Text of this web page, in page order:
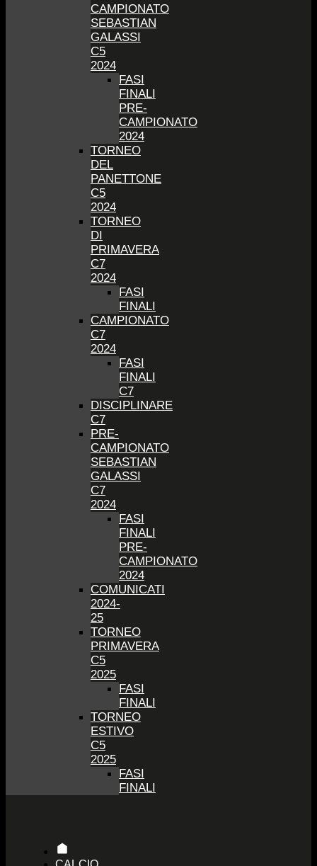
CAMPIONATO
SEBASTIAN
GALASSI
C5
2024
FASI
FINALI
PRE-
CAMPIONATO
2024
TORNEO
DEL
PANETTONE
C5
2024
TORNEO
DI
PRIMAVERA
C7
2024
FASI
FINALI
CAMPIONATO
C7
2024
FASI
FINALI
C7
DISCIPLINARE
C7
PRE-
CAMPIONATO
SEBASTIAN
GALASSI
C7
2024
FASI
FINALI
PRE-
CAMPIONATO
2024
COMUNICATI
2024-
25
TORNEO
PRIMAVERA
C5
2025
FASI
FINALI
TORNEO
ESTIVO
C5
2025
FASI
FINALI